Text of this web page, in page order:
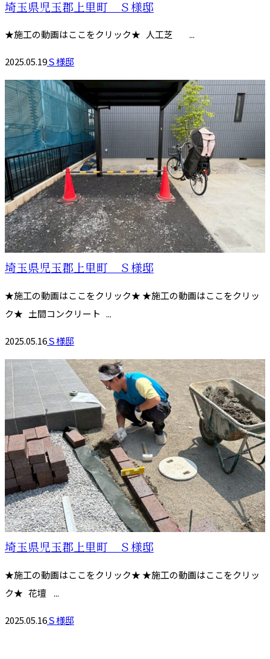
埼玉県児玉郡上里町 Ｓ様邸
★施工の動画はここをクリック★ 人工芝 ...
2025.05.19Ｓ様邸
埼玉県児玉郡上里町 Ｓ様邸
★施工の動画はここをクリック★ ★施工の動画はここをクリッ
ク★ 土間コンクリート ...
2025.05.16Ｓ様邸
埼玉県児玉郡上里町 Ｓ様邸
★施工の動画はここをクリック★ ★施工の動画はここをクリッ
ク★ 花壇 ...
2025.05.16Ｓ様邸